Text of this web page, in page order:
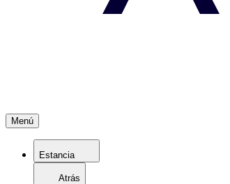
Menú
Estancia
Atrás